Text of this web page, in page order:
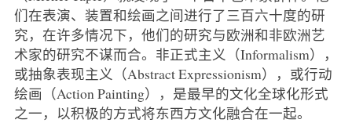
们在表演、装置和绘画之间进行了三百六十度的研
究，在许多情况下，他们的研究与欧洲和非欧洲艺
术家的研究不谋而合。非正式主义（Informalism），
或抽象表现主义（Abstract Expressionism），或行动
绘画（Action Painting），是最早的文化全球化形式
之一，以积极的方式将东西方文化融合在一起。